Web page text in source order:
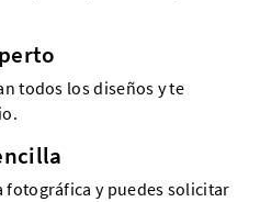
todos los diseños y te
fotográfica y puedes solicitar